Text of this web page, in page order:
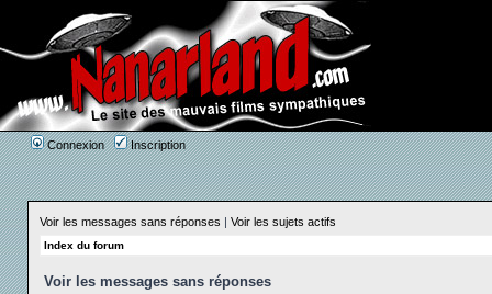
Connexion Inscription
Voir les messages sans réponses | Voir les sujets actifs
Index du forum
Voir les messages sans réponses